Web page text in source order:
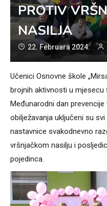
PROTIV
NASILJA
22. Februara 2024.
Učenici Osnovne škole
brojnih aktivnosti u mjesecu
Međunarodni dan
obilježavanja uključeni su
nastavnice svakodnevno
vršnjačkom nasilju i
pojedinca.